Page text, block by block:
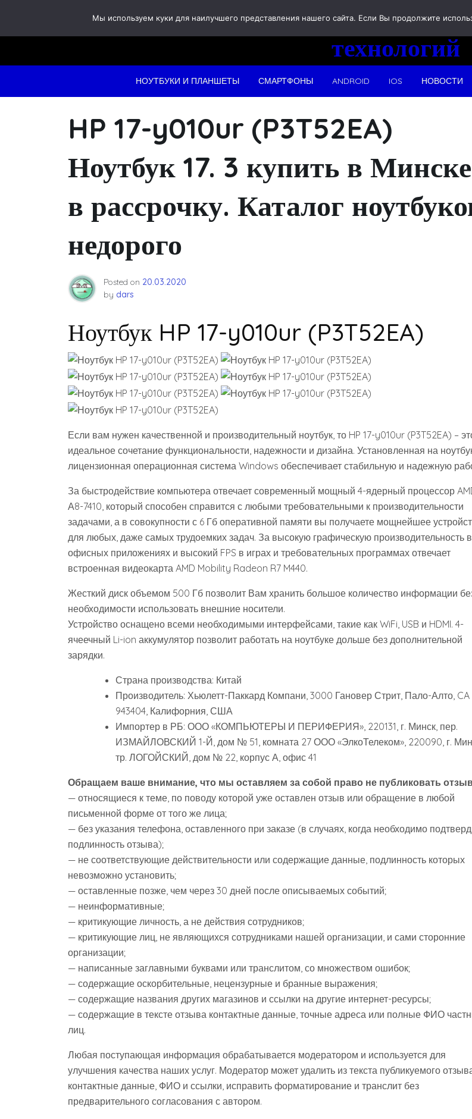
content
Новости
технологий
НОУТБУКИ И ПЛАНШЕТЫ СМАРТФОНЫ ANDROID IOS НОВОСТИ
HP 17-y010ur (P3T52EA)
Ноутбук 17. 3 купить в Минске
в рассрочку. Каталог
недорого
Posted on 20.03.2020
by dars
Ноутбук HP 17-y010ur (P3T52EA)
Если вам нужен качественной и производительный ноутбук, то HP 17-y010ur (P3T52EA) –
идеальное сочетание функциональности, надежности и дизайна. Установленная на
лицензионная операционная система Windows обеспечивает стабильную и надежную
За быстродействие компьютера отвечает современный мощный 4-ядерный процессор
А8-7410, который способен справится с любыми требовательными к производительности
задачами, а в совокупности с 6 Гб оперативной памяти вы получаете мощнейшее
для любых, даже самых трудоемких задач. За высокую графическую производительность в
офисных приложениях и высокий FPS в играх и требовательных программах отвечает
встроенная видеокарта AMD Mobility Radeon R7 M440.
Жесткий диск объемом 500 Гб позволит Вам хранить большое количество информации
необходимости использовать внешние носители.
Устройство оснащено всеми необходимыми интерфейсами, такие как WiFi, USB и HDMI. 4-
ячеечный Li-ion аккумулятор позволит работать на ноутбуке дольше без дополнительной
зарядки.
Страна производства: Китай
Производитель: Хьюлетт-Паккард Компани, 3000 Гановер Стрит, Пало-Алто, CA
943404, Калифорния, США
Импортер в РБ: ООО «КОМПЬЮТЕРЫ И ПЕРИФЕРИЯ», 220131, г. Минск, пер.
ИЗМАЙЛОВСКИЙ 1-Й, дом № 51, комната 27 ООО «ЭлкоТелеком», 220090, г.
тр. ЛОГОЙСКИЙ, дом № 22, корпус А, офис 41
Обращаем ваше внимание, что мы оставляем за собой право не публиковать
— относящиеся к теме, по поводу которой уже оставлен отзыв или обращение в любой
письменной форме от того же лица;
— без указания телефона, оставленного при заказе (в случаях, когда необходимо
подлинность отзыва);
— не соответствующие действительности или содержащие данные, подлинность которых
невозможно установить;
— оставленные позже, чем через 30 дней после описываемых событий;
— неинформативные;
— критикующие личность, а не действия сотрудников;
— критикующие лиц, не являющихся сотрудниками нашей организации, и сами сторонние
организации;
— написанные заглавными буквами или транслитом, со множеством ошибок;
— содержащие оскорбительные, нецензурные и бранные выражения;
— содержащие названия других магазинов и ссылки на другие интернет-ресурсы;
— содержащие в тексте отзыва контактные данные, точные адреса или полные ФИО
лиц.
Любая поступающая информация обрабатывается модератором и используется для
улучшения качества наших услуг. Модератор может удалить из текста публикуемого
контактные данные, ФИО и ссылки, исправить форматирование и транслит без
предварительного согласования с автором.
Мы используем куки для наилучшего представления нашего сайта. Если Вы продолжите